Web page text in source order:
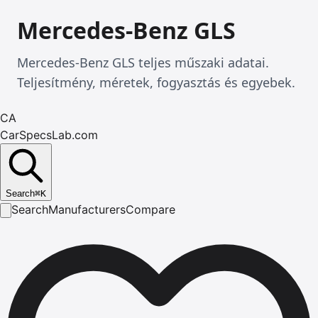
Mercedes-Benz GLS
Mercedes-Benz GLS teljes műszaki adatai.
Teljesítmény, méretek, fogyasztás és egyebek.
CA
CarSpecsLab.com
Search⌘K
SearchManufacturersCompare